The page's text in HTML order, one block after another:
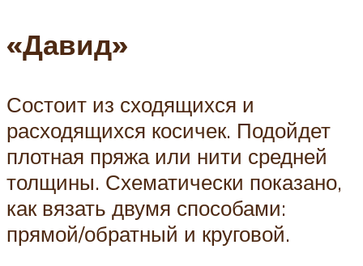
«Давид»
Состоит из сходящихся и
расходящихся косичек. Подойдет
плотная пряжа или нити средней
толщины. Схематически показано,
как вязать двумя способами:
прямой/обратный и круговой.